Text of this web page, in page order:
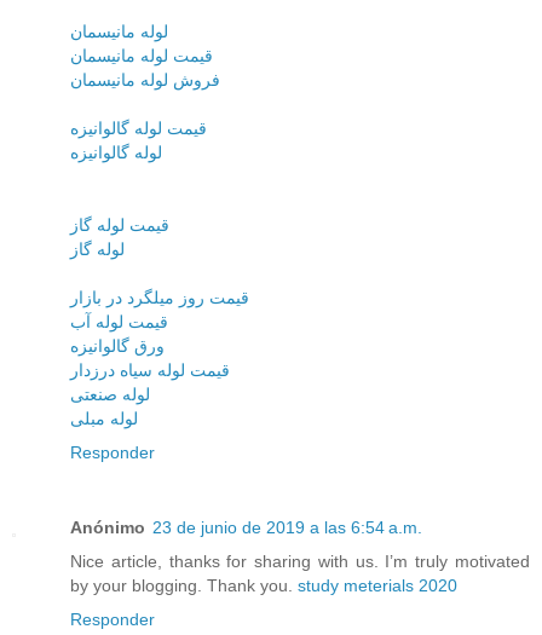
لوله مانیسمان
قیمت لوله مانیسمان
فروش لوله مانیسمان
قیمت لوله گالوانیزه
لوله گالوانیزه
قیمت لوله گاز
لوله گاز
قیمت روز میلگرد در بازار
قیمت لوله آب
ورق گالوانیزه
قیمت لوله سیاه درزدار
لوله صنعتی
لوله مبلی
Responder
Anónimo 23 de junio de 2019 a las 6:54 a.m.
Nice article, thanks for sharing with us. I’m truly motivated
by your blogging. Thank you. study meterials 2020
Responder